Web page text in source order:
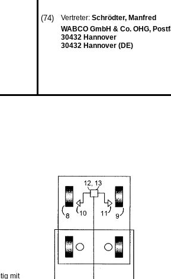
(74) Vertreter: Schrödter, Manfred
WABCO GmbH & Co. OHG,
30432 Hannover
30432 Hannover (DE)
mit